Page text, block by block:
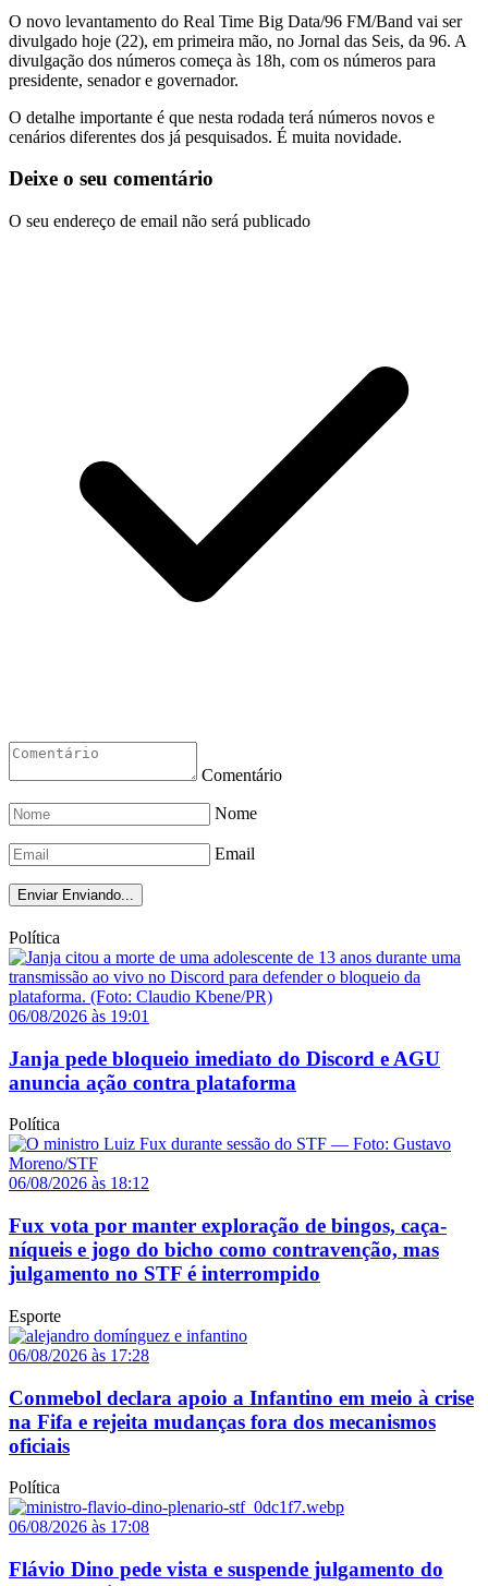
O novo levantamento do Real Time Big Data/96 FM/Band vai ser
divulgado hoje (22), em primeira mão, no Jornal das Seis, da 96. A
divulgação dos números começa às 18h, com os números para
presidente, senador e governador.
O detalhe importante é que nesta rodada terá números novos e
cenários diferentes dos já pesquisados. É muita novidade.
Deixe o seu comentário
O seu endereço de email não será publicado
Comentário
Nome
Email
Enviar Enviando...
Política
06/08/2026 às 19:01
Janja pede bloqueio imediato do Discord e AGU
anuncia ação contra plataforma
Política
06/08/2026 às 18:12
Fux vota por manter exploração de bingos, caça-
níqueis e jogo do bicho como contravenção, mas
julgamento no STF é interrompido
Esporte
06/08/2026 às 17:28
Conmebol declara apoio a Infantino em meio à crise
na Fifa e rejeita mudanças fora dos mecanismos
oficiais
Política
06/08/2026 às 17:08
Flávio Dino pede vista e suspende julgamento do